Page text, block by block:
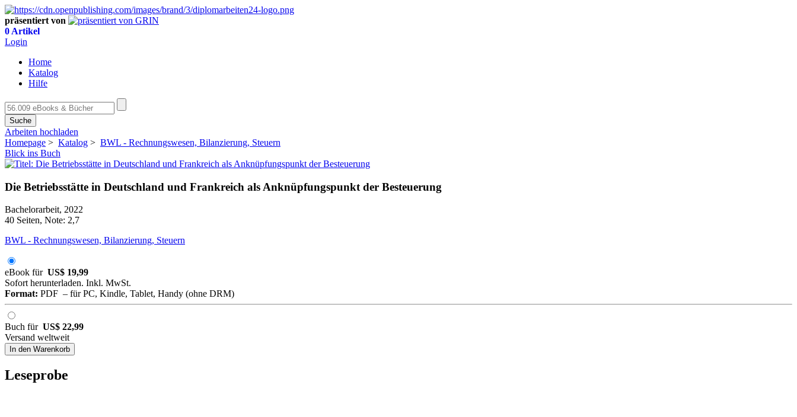
präsentiert von
0 Artikel
Login
Home
Katalog
Hilfe
Suche
Arbeiten hochladen
Homepage > Katalog > BWL - Rechnungswesen, Bilanzierung, Steuern
Blick ins Buch
Die Betriebsstätte in Deutschland und Frankreich als Anknüpfungspunkt der Besteuerung
Bachelorarbeit, 2022
40 Seiten, Note: 2,7
BWL - Rechnungswesen, Bilanzierung, Steuern
eBook für US$ 19,99
Sofort herunterladen. Inkl. MwSt.
Format: PDF – für PC, Kindle, Tablet, Handy (ohne DRM)
Buch für US$ 22,99
Versand weltweit
In den Warenkorb
Leseprobe